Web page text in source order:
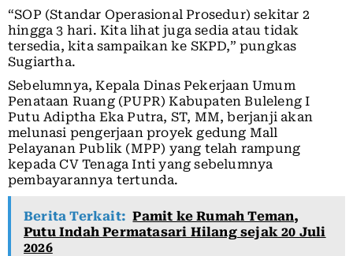
“SOP (Standar Operasional Prosedur) sekitar 2
hingga 3 hari. Kita lihat juga sedia atau tidak
tersedia, kita sampaikan ke SKPD,” pungkas
Sugiartha.
Sebelumnya, Kepala Dinas Pekerjaan Umum
Penataan Ruang (PUPR) Kabupaten Buleleng I
Putu Adiptha Eka Putra, ST, MM, berjanji akan
melunasi pengerjaan proyek gedung Mall
Pelayanan Publik (MPP) yang telah rampung
kepada CV Tenaga Inti yang sebelumnya
pembayarannya tertunda.
Berita Terkait: Pamit ke Rumah Teman,
Putu Indah Permatasari Hilang sejak 20 Juli
2026